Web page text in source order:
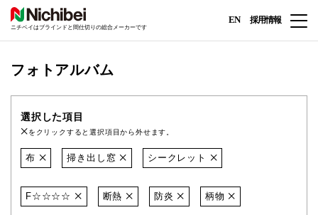
ニチベイはブラインドと間仕切りの総合メーカーです
EN 採用情報
フォトアルバム
選択した項目
をクリックすると選択項目から外せます。
布 掃き出し窓 シークレット
F☆☆☆☆ 断熱 防炎 柄物